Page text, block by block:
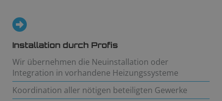
Installation durch Profis
Wir übernehmen die Neuinstallation oder
Integration in vorhandene Heizungssysteme
Koordination aller nötigen beteiligten Gewerke